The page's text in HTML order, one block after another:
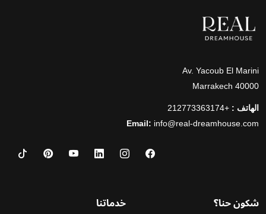
Av. Yacoub El Marini
40000 Marrakech
الهاتف : +212773363174
Email: info@real-dreamhouse.com
شكون حنا؟ خدماتنا